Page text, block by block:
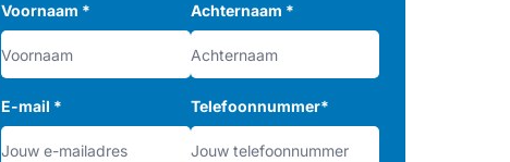
Voornaam * Achternaam *
E-mail * Telefoonnummer*